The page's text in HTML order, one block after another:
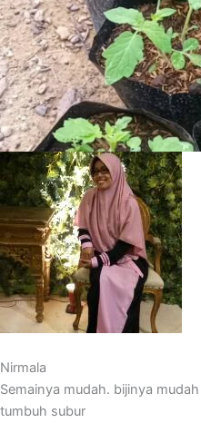
Nirmala
Semainya mudah. bijinya
tumbuh subur